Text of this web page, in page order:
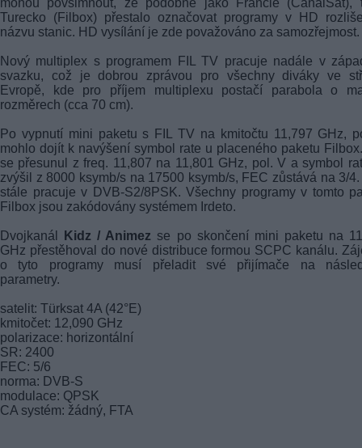
Turecko (Filbox) přestalo označovat programy v HD
názvu stanic. HD vysílání je zde považováno za samozřejmost.
Nový multiplex s programem FIL TV pracuje nadále v
svazku, což je dobrou zprávou pro všechny diváky ve
Evropě, kde pro příjem multiplexu postačí parabola o
rozměrech (cca 70 cm).
Po vypnutí mini paketu s FIL TV na kmitočtu 11,797 GHz,
mohlo dojít k navýšení symbol rate u placeného paketu
se přesunul z freq. 11,807 na 11,801 GHz, pol. V a symbol
zvýšil z 8000 ksymb/s na 17500 ksymb/s, FEC zůstává na 3/
stále pracuje v DVB-S2/8PSK. Všechny programy v tomto
Filbox jsou zakódovány systémem Irdeto.
Dvojkanál Kidz / Animez se po skončení mini paketu na
GHz přestěhoval do nové distribuce formou SCPC kanálu.
o tyto programy musí přeladit své přijímače na
parametry.
satelit: Türksat 4A (42°E)
kmitočet: 12,090 GHz
polarizace: horizontální
SR: 2400
FEC: 5/6
norma: DVB-S
modulace: QPSK
CA systém: žádný, FTA